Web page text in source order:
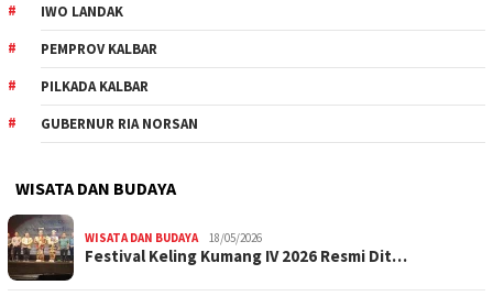
IWO LANDAK
PEMPROV KALBAR
PILKADA KALBAR
GUBERNUR RIA NORSAN
WISATA DAN BUDAYA
WISATA DAN BUDAYA 18/05/2026
Festival Keling Kumang IV 2026 Resmi Dit…